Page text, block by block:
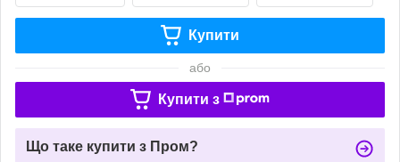
Купити
або
Купити з
Що таке купити з Пром?